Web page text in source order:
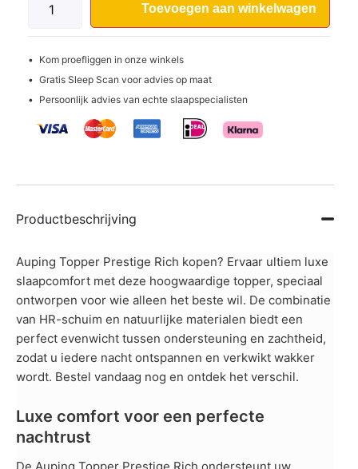
Toevoegen aan winkelwagen
Kom proefliggen in onze winkels
Gratis Sleep Scan voor advies op maat
Persoonlijk advies van echte slaapspecialisten
Productbeschrijving
Auping Topper Prestige Rich kopen? Ervaar ultiem luxe
slaapcomfort met deze hoogwaardige topper, speciaal
ontworpen voor wie alleen het beste wil. De combinatie
van HR-schuim en natuurlijke materialen biedt een
perfect evenwicht tussen ondersteuning en zachtheid,
zodat u iedere nacht ontspannen en verkwikt wakker
wordt. Bestel vandaag nog en ontdek het verschil.
Luxe comfort voor een perfecte
nachtrust